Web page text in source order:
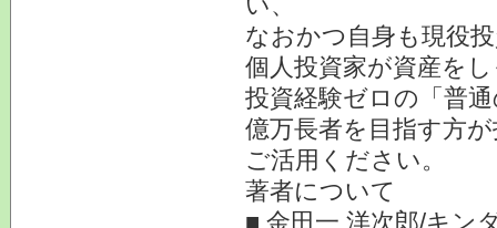
なおかつ自身も現役
個人投資家が資産を
投資経験ゼロの「普
億万長者を目指す方
ご活用ください。
著者について
■ 金田一 洋次郎/キン